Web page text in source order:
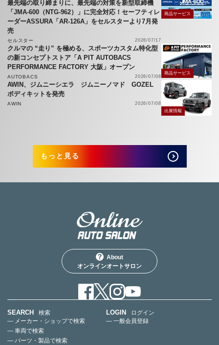
最先端の取り締まりに、最先端の対策を新型取締機
「JMA-600（NTG-962）」に完全対応！セーフティレ
ーダーASSURA「AR-126A」をセルスターより7月発
売
セルスター 2026/07/17
商品サービス
クルマの “走り” を極める、スポーツカスタム特化型
の新コンセプトストア「A PIT AUTOBACS
PERFORMANCE FACTORY 大阪」オープン
AUTOBACS 2026/07/08
商品サービス
AWIN、ジムニーシエラ ジムニーノマド GOZEL
ボディキットを発売
AWIN
2026/07/08
出展情報
もっと見る
About
オンラインオートサロン
SEARCH
検索
— メーカー・ショップで検索
— 車両で検索
— パーツ・製品で検索
LOGIN
ログイン
— 一般会員登録